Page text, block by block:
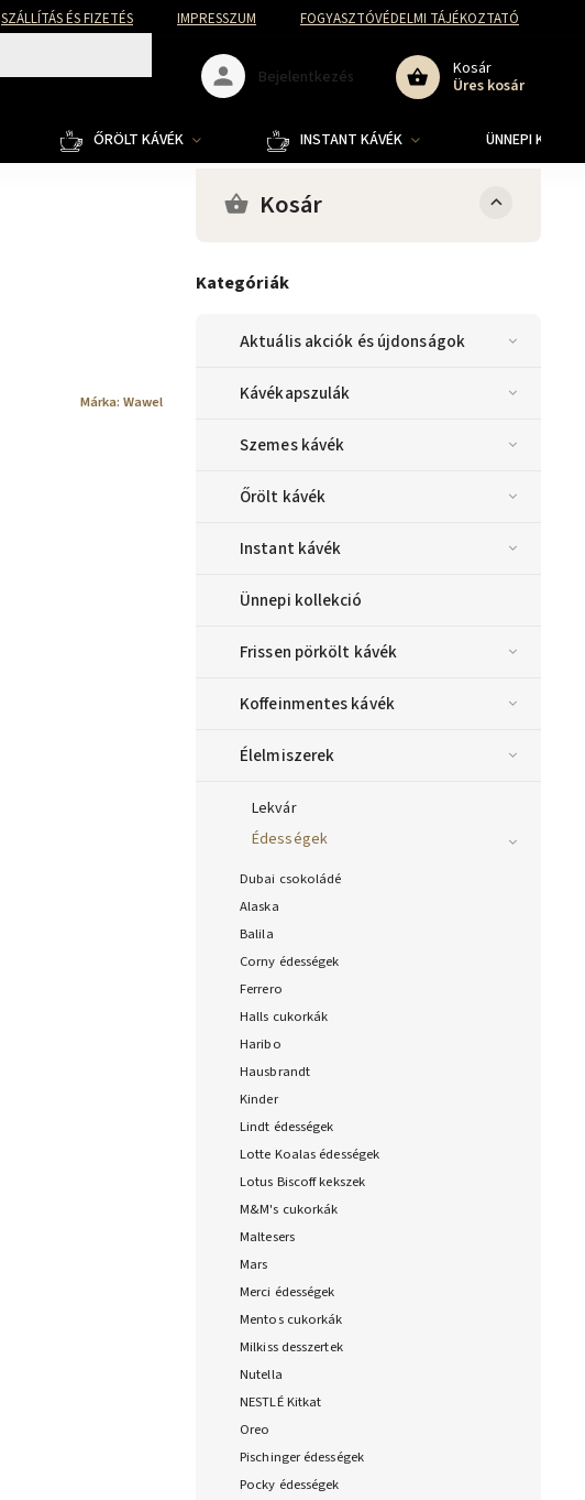
SZÁLLÍTÁS ÉS FIZETÉS IMPRESSZUM FOGYASZTÓVÉDELMI TÁJÉKOZTATÓ
Kosár
Üres kosár
Bejelentkezés
ŐRÖLT KÁVÉK INSTANT KÁVÉK ÜNNEPI
Kosár
Kategóriák
Aktuális akciók és újdonságok
Kávékapszulák
Szemes kávék
Őrölt kávék
Instant kávék
Ünnepi kollekció
Frissen pörkölt kávék
Koffeinmentes kávék
Élelmiszerek
Lekvár
Édességek
Dubai csokoládé
Alaska
Balila
Corny édességek
Ferrero
Halls cukorkák
Haribo
Hausbrandt
Kinder
Lindt édességek
Lotte Koalas édességek
Lotus Biscoff kekszek
M&M's cukorkák
Maltesers
Mars
Merci édességek
Mentos cukorkák
Milkiss desszertek
Nutella
NESTLÉ Kitkat
Oreo
Pischinger édességek
Pocky édességek
Márka: Wawel